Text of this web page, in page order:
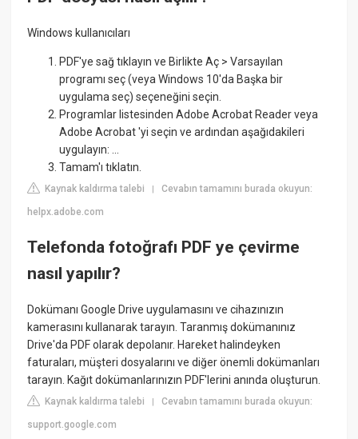
Windows kullanıcıları
PDF'ye sağ tıklayın ve Birlikte Aç > Varsayılan
programı seç (veya Windows 10'da Başka bir
uygulama seç) seçeneğini seçin.
Programlar listesinden Adobe Acrobat Reader veya
Adobe Acrobat 'yi seçin ve ardından aşağıdakileri
uygulayın: ...
Tamam'ı tıklatın.
Kaynak kaldırma talebi |Cevabın tamamını burada okuyun:
helpx.adobe.com
Telefonda fotoğrafı PDF ye çevirme
nasıl yapılır?
Dokümanı Google Drive uygulamasını ve cihazınızın
kamerasını kullanarak tarayın. Taranmış dokümanınız
Drive'da PDF olarak depolanır. Hareket halindeyken
faturaları, müşteri dosyalarını ve diğer önemli dokümanları
tarayın. Kağıt dokümanlarınızın PDF'lerini anında oluşturun.
Kaynak kaldırma talebi |Cevabın tamamını burada okuyun:
support.google.com